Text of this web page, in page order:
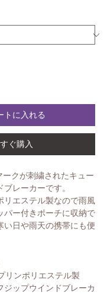
に入れる
ぐ購入
ークが刺繍されたキュー
ブレーカーです。
リエステル製なので雨風
パー付きポーチに収納で
い日や雨天の携帯にも便
リンポリエステル製
ジップウインドブレーカ